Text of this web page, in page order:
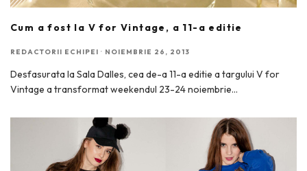
Cum a fost la V for Vintage, a 11-a editie
REDACTORII ECHIPEI · NOIEMBRIE 26, 2013
Desfasurata la Sala Dalles, cea de-a 11-a editie a targului V for
Vintage a transformat weekendul 23-24 noiembrie...